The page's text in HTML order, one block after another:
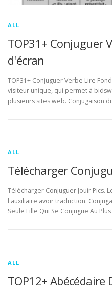
ALL
TOP31+ Conjuguer
d'écran
TOP31+ Conjuguer Verbe Lire
visiteur unique, qui permet à
plusieurs sites web. Conjugaison
ALL
Télécharger
Télécharger Conjuguer Jouir Pics.
l'auxiliaire avoir traduction.
Seule Fille Qui Se Conjugue Au
ALL
TOP12+ Abécédaire